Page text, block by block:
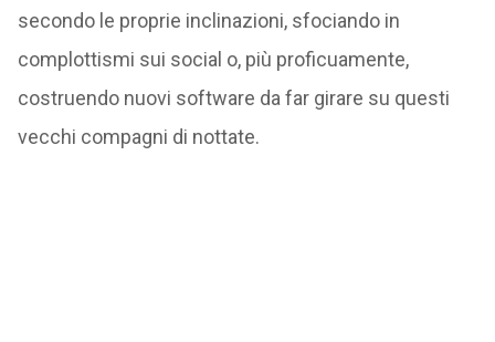
secondo le proprie inclinazioni, sfociando in
complottismi sui social o, più proficuamente,
costruendo nuovi software da far girare su questi
vecchi compagni di nottate.